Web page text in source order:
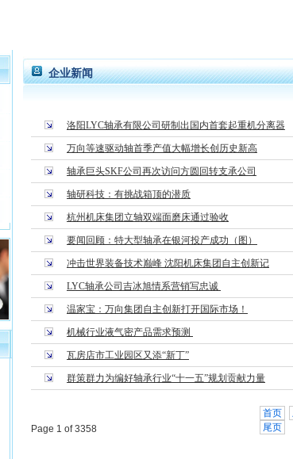
企业新闻
洛阳LYC轴承有限公司研制出国内首套起重机分离器
万向等速驱动轴首季产值大幅增长创历史新高
轴承巨头SKF公司再次访问方圆回转支承公司
轴研科技：有挑战箱顶的潜质
杭州机床集团立轴双端面磨床通过验收
要闻回顾：特大型轴承在银河投产成功（图）
冲击世界装备技术巅峰 沈阳机床集团自主创新记
LYC轴承公司吉冰旭情系营销写忠诚
温家宝：万向集团自主创新打开国际市场！
机械行业液气密产品需求预测
瓦房店市工业园区又添“新丁”
群策群力为编好轴承行业“十一五”规划贡献力量
Page 1 of 3358
首页
尾页